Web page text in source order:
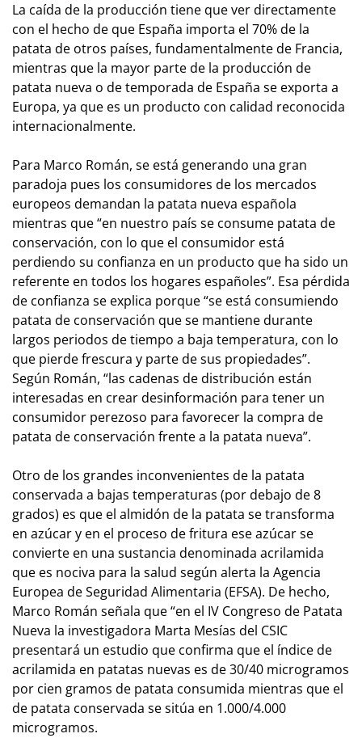
La caída de la producción tiene que ver directamente
con el hecho de que España importa el 70% de la
patata de otros países, fundamentalmente de Francia,
mientras que la mayor parte de la producción de
patata nueva o de temporada de España se exporta a
Europa, ya que es un producto con calidad reconocida
internacionalmente.
Para Marco Román, se está generando una gran
paradoja pues los consumidores de los mercados
europeos demandan la patata nueva española
mientras que “en nuestro país se consume patata de
conservación, con lo que el consumidor está
perdiendo su confianza en un producto que ha sido un
referente en todos los hogares españoles”. Esa pérdida
de confianza se explica porque “se está consumiendo
patata de conservación que se mantiene durante
largos periodos de tiempo a baja temperatura, con lo
que pierde frescura y parte de sus propiedades”.
Según Román, “las cadenas de distribución están
interesadas en crear desinformación para tener un
consumidor perezoso para favorecer la compra de
patata de conservación frente a la patata nueva”.
Otro de los grandes inconvenientes de la patata
conservada a bajas temperaturas (por debajo de 8
grados) es que el almidón de la patata se transforma
en azúcar y en el proceso de fritura ese azúcar se
convierte en una sustancia denominada acrilamida
que es nociva para la salud según alerta la Agencia
Europea de Seguridad Alimentaria (EFSA). De hecho,
Marco Román señala que “en el IV Congreso de Patata
Nueva la investigadora Marta Mesías del CSIC
presentará un estudio que confirma que el índice de
acrilamida en patatas nuevas es de 30/40 microgramos
por cien gramos de patata consumida mientras que el
de patata conservada se sitúa en 1.000/4.000
microgramos.